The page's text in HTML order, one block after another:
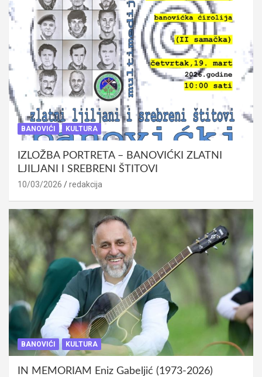
BANOVIĆI KULTURA
IZLOŽBA PORTRETA – BANOVIĆKI ZLATNI
LJILJANI I SREBRENI ŠTITOVI
10/03/2026 redakcija
BANOVIĆI KULTURA
IN MEMORIAM Eniz Gabeljić (1973-2026)